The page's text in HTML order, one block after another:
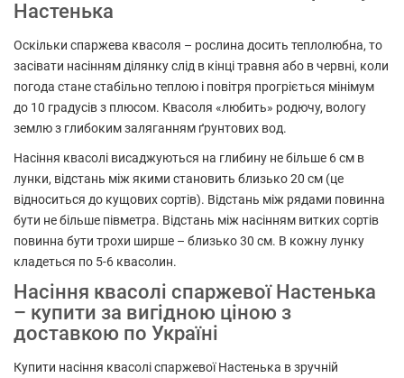
Настенька
Оскільки спаржева квасоля – рослина досить теплолюбна, то
засівати насінням ділянку слід в кінці травня або в червні, коли
погода стане стабільно теплою і повітря прогріється мінімум
до 10 градусів з плюсом. Квасоля «любить» родючу, вологу
землю з глибоким заляганням ґрунтових вод.
Насіння квасолі висаджуються на глибину не більше 6 см в
лунки, відстань між якими становить близько 20 см (це
відноситься до кущових сортів). Відстань між рядами повинна
бути не більше півметра. Відстань між насінням витких сортів
повинна бути трохи ширше – близько 30 см. В кожну лунку
кладеться по 5-6 квасолин.
Насіння квасолі спаржевої Настенька
– купити за вигідною ціною з
доставкою по Україні
Купити насіння квасолі спаржевої Настенька в зручній